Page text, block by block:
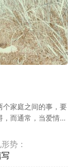
个家庭之间的事，要
而通常，当爱情和
势：